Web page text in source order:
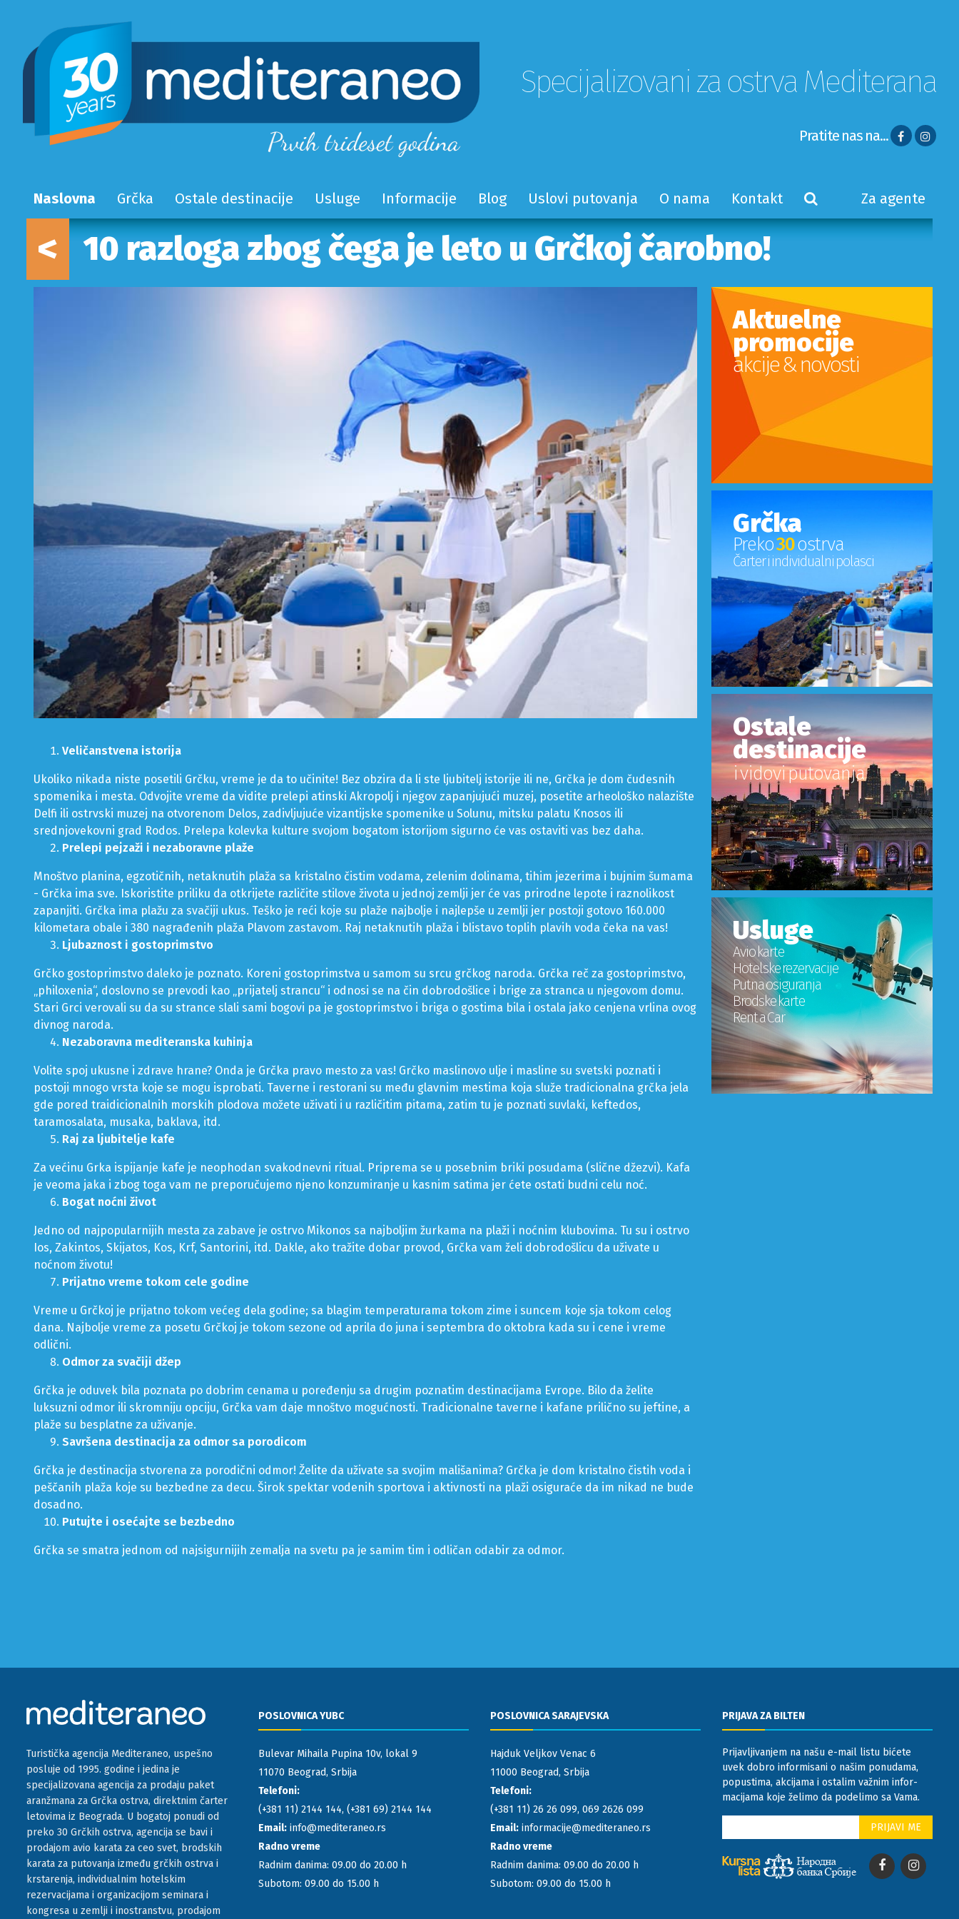
Specijalizovani za ostrva Mediterana
Pratite nas na...
Naslovna Grčka Ostale destinacije Usluge Informacije Blog Uslovi putovanja O nama Kontakt Za agente
< 10 razloga zbog čega je leto u Grčkoj čarobno!
Veličanstvena istorija
Ukoliko nikada niste posetili Grčku, vreme je da to učinite! Bez obzira da li ste ljubitelj istorije ili ne, Grčka je dom čudesnih
spomenika i mesta. Odvojite vreme da vidite prelepi atinski Akropolj i njegov zapanjujući muzej, posetite arheološko nalazište
Delfi ili ostrvski muzej na otvorenom Delos, zadivljujuće vizantijske spomenike u Solunu, mitsku palatu Knosos ili
srednjovekovni grad Rodos. Prelepa kolevka kulture svojom bogatom istorijom sigurno će vas ostaviti vas bez daha.
Prelepi pejzaži i nezaboravne plaže
Mnoštvo planina, egzotičnih, netaknutih plaža sa kristalno čistim vodama, zelenim dolinama, tihim jezerima i bujnim šumama
- Grčka ima sve. Iskoristite priliku da otkrijete različite stilove života u jednoj zemlji jer će vas prirodne lepote i raznolikost
zapanjiti. Grčka ima plažu za svačiji ukus. Teško je reći koje su plaže najbolje i najlepše u zemlji jer postoji gotovo 160.000
kilometara obale i 380 nagrađenih plaža Plavom zastavom. Raj netaknutih plaža i blistavo toplih plavih voda čeka na vas!
Ljubaznost i gostoprimstvo
Grčko gostoprimstvo daleko je poznato. Koreni gostoprimstva u samom su srcu grčkog naroda. Grčka reč za gostoprimstvo,
„philoxenia“, doslovno se prevodi kao „prijatelj strancu“ i odnosi se na čin dobrodošlice i brige za stranca u njegovom domu.
Stari Grci verovali su da su strance slali sami bogovi pa je gostoprimstvo i briga o gostima bila i ostala jako cenjena vrlina ovog
divnog naroda.
Nezaboravna mediteranska kuhinja
Volite spoj ukusne i zdrave hrane? Onda je Grčka pravo mesto za vas! Grčko maslinovo ulje i masline su svetski poznati i
postoji mnogo vrsta koje se mogu isprobati. Taverne i restorani su među glavnim mestima koja služe tradicionalna grčka jela
gde pored traidicionalnih morskih plodova možete uživati i u različitim pitama, zatim tu je poznati suvlaki, keftedos,
taramosalata, musaka, baklava, itd.
Raj za ljubitelje kafe
Za većinu Grka ispijanje kafe je neophodan svakodnevni ritual. Priprema se u posebnim briki posudama (slične džezvi). Kafa
je veoma jaka i zbog toga vam ne preporučujemo njeno konzumiranje u kasnim satima jer ćete ostati budni celu noć.
Bogat noćni život
Jedno od najpopularnijih mesta za zabave je ostrvo Mikonos sa najboljim žurkama na plaži i noćnim klubovima. Tu su i ostrvo
Ios, Zakintos, Skijatos, Kos, Krf, Santorini, itd. Dakle, ako tražite dobar provod, Grčka vam želi dobrodošlicu da uživate u
noćnom životu!
Prijatno vreme tokom cele godine
Vreme u Grčkoj je prijatno tokom većeg dela godine; sa blagim temperaturama tokom zime i suncem koje sja tokom celog
dana. Najbolje vreme za posetu Grčkoj je tokom sezone od aprila do juna i septembra do oktobra kada su i cene i vreme
odlični.
Odmor za svačiji džep
Grčka je oduvek bila poznata po dobrim cenama u poređenju sa drugim poznatim destinacijama Evrope. Bilo da želite
luksuzni odmor ili skromniju opciju, Grčka vam daje mnoštvo mogućnosti. Tradicionalne taverne i kafane prilično su jeftine, a
plaže su besplatne za uživanje.
Savršena destinacija za odmor sa porodicom
Grčka je destinacija stvorena za porodični odmor! Želite da uživate sa svojim mališanima? Grčka je dom kristalno čistih voda i
peščanih plaža koje su bezbedne za decu. Širok spektar vodenih sportova i aktivnosti na plaži osiguraće da im nikad ne bude
dosadno.
Putujte i osećajte se bezbedno
Grčka se smatra jednom od najsigurnijih zemalja na svetu pa je samim tim i odličan odabir za odmor.
Aktuelne
promocije
akcije & novosti
Grčka
Preko30ostrva
Čarter i individualni polasci
Ostale
destinacije
i vidovi putovanja
Usluge
Avio karte
Hotelske rezervacije
Putna osiguranja
Brodske karte
Rent a Car
Turistička agencija Mediteraneo, uspešno
posluje od 1995. godine i jedina je
specijalizovana agencija za prodaju paket
aranžmana za Grčka ostrva, direktnim čarter
letovima iz Beograda. U bogatoj ponudi od
preko 30 Grčkih ostrva, agencija se bavi i
prodajom avio karata za ceo svet, brodskih
karata za putovanja između grčkih ostrva i
krstarenja, individualnim hotelskim
rezervacijama i organizacijom seminara i
kongresa u zemlji i inostranstvu, prodajom
POSLOVNICA YUBC
Bulevar Mihaila Pupina 10v, lokal 9
11070 Beograd, Srbija
Telefoni:
(+381 11) 2144 144, (+381 69) 2144 144
Email: info@mediteraneo.rs
Radno vreme
Radnim danima: 09.00 do 20.00 h
Subotom: 09.00 do 15.00 h
POSLOVNICA SARAJEVSKA
Hajduk Veljkov Venac 6
11000 Beograd, Srbija
Telefoni:
(+381 11) 26 26 099, 069 2626 099
Email: informacije@mediteraneo.rs
Radno vreme
Radnim danima: 09.00 do 20.00 h
Subotom: 09.00 do 15.00 h
PRIJAVA ZA BILTEN
Prijavljivanjem na našu e-mail listu bićete
uvek dobro informisani o našim ponudama,
popustima, akcijama i ostalim važnim infor-
macijama koje želimo da podelimo sa Vama.